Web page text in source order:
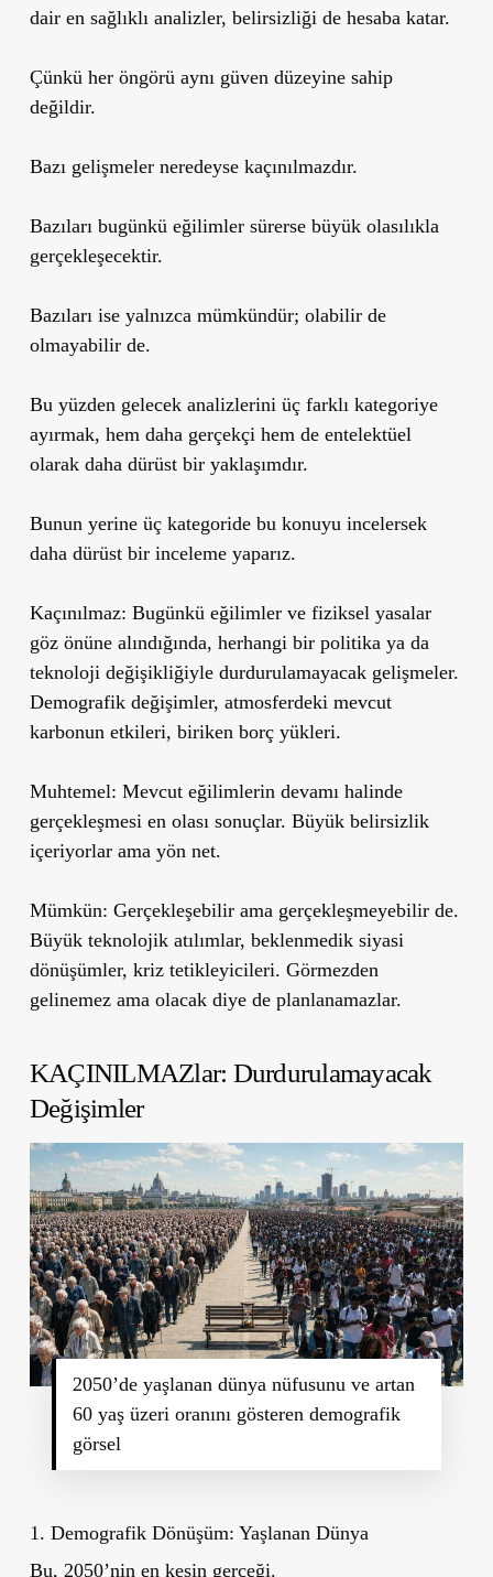
dair en sağlıklı analizler, belirsizliği de hesaba katar.
Çünkü her öngörü aynı güven düzeyine sahip
değildir.
Bazı gelişmeler neredeyse kaçınılmazdır.
Bazıları bugünkü eğilimler sürerse büyük olasılıkla
gerçekleşecektir.
Bazıları ise yalnızca mümkündür; olabilir de
olmayabilir de.
Bu yüzden gelecek analizlerini üç farklı kategoriye
ayırmak, hem daha gerçekçi hem de entelektüel
olarak daha dürüst bir yaklaşımdır.
Bunun yerine üç kategoride bu konuyu incelersek
daha dürüst bir inceleme yaparız.
Kaçınılmaz: Bugünkü eğilimler ve fiziksel yasalar
göz önüne alındığında, herhangi bir politika ya da
teknoloji değişikliğiyle durdurulamayacak gelişmeler.
Demografik değişimler, atmosferdeki mevcut
karbonun etkileri, biriken borç yükleri.
Muhtemel: Mevcut eğilimlerin devamı halinde
gerçekleşmesi en olası sonuçlar. Büyük belirsizlik
içeriyorlar ama yön net.
Mümkün: Gerçekleşebilir ama gerçekleşmeyebilir de.
Büyük teknolojik atılımlar, beklenmedik siyasi
dönüşümler, kriz tetikleyicileri. Görmezden
gelinemez ama olacak diye de planlanamazlar.
KAÇINILMAZlar: Durdurulamayacak
Değişimler
2050’de yaşlanan dünya nüfusunu ve artan
60 yaş üzeri oranını gösteren demografik
görsel
1. Demografik Dönüşüm: Yaşlanan Dünya
Bu, 2050’nin en kesin gerçeği.